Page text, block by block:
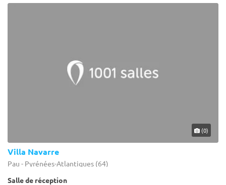
(0)
Villa Navarre
Pau - Pyrénées-Atlantiques (64)
Salle de réception